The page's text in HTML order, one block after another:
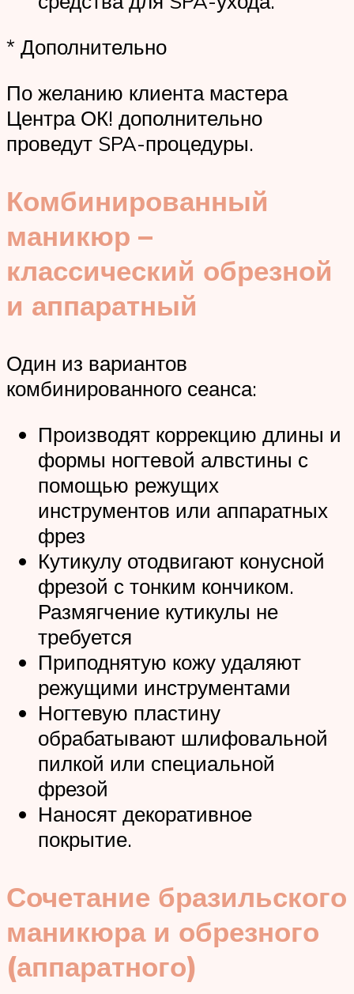
* Дополнительно
По желанию клиента мастера
Центра ОК! дополнительно
проведут SPA-процедуры.
Комбинированный
маникюр –
классический обрезной
и аппаратный
Один из вариантов
комбинированного сеанса:
Производят коррекцию длины и
формы ногтевой алвстины с
помощью режущих
инструментов или аппаратных
фрез
Кутикулу отодвигают конусной
фрезой с тонким кончиком.
Размягчение кутикулы не
требуется
Приподнятую кожу удаляют
режущими инструментами
Ногтевую пластину
обрабатывают шлифовальной
пилкой или специальной
фрезой
Наносят декоративное
покрытие.
Сочетание бразильского
маникюра и обрезного
(аппаратного)